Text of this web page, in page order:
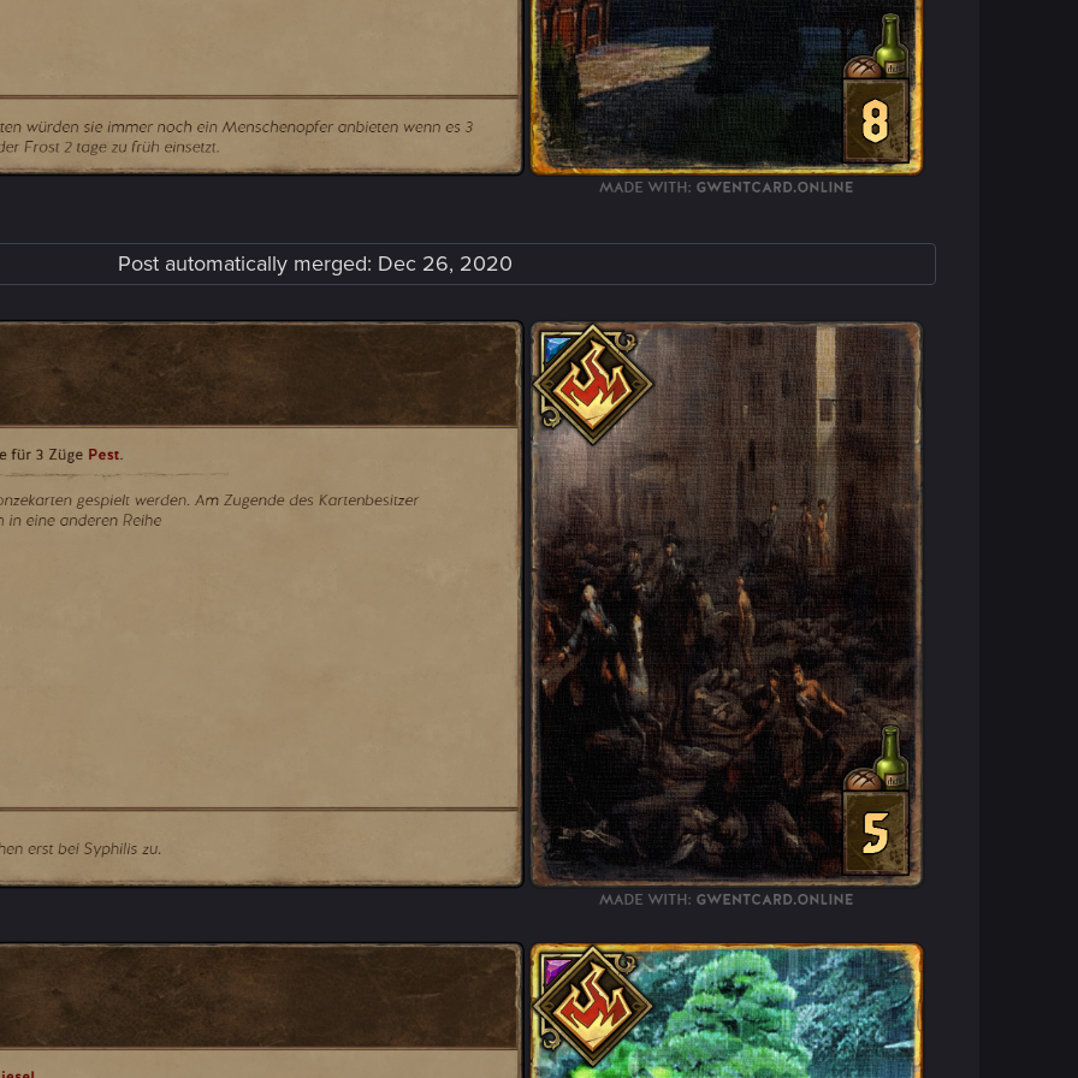
Post automatically merged: Dec 26, 2020